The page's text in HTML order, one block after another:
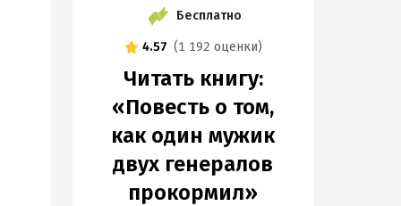
Бесплатно
4.57 (1 192 оценки)
Читать книгу:
«Повесть о том,
как один мужик
двух генералов
прокормил»